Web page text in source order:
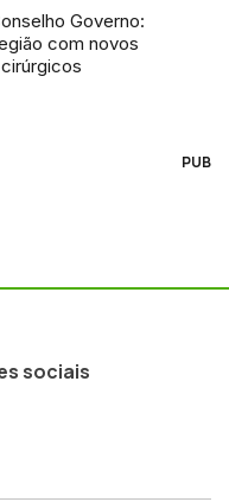
Governo:
com novos
PUB
sociais